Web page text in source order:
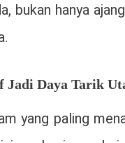
bukan hanya
Jadi Daya Tarik
yang paling